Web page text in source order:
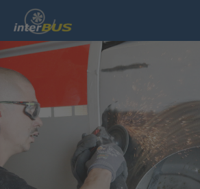
Leistungen
interBUS